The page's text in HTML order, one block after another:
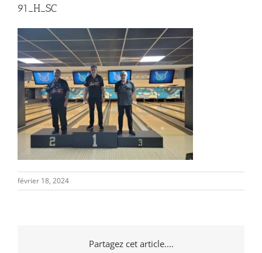
91_H_SC
février 18, 2024
Partagez cet article....